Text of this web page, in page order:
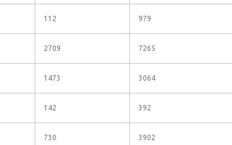
112 979
2709 7265
1473 3064
142 392
730 3902